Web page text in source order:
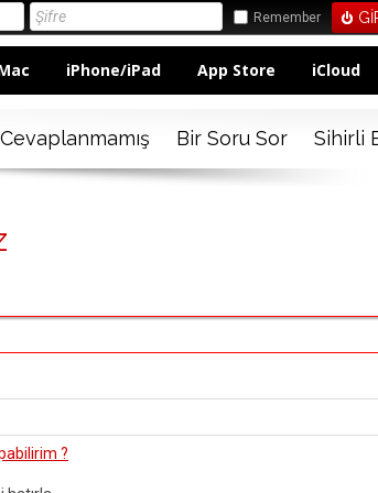
Remember
iPhone/iPad App Store iCloud
Cevaplanmamış Bir Soru Sor Sihirli
?